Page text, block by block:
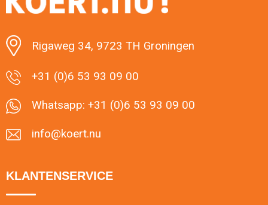
Minimale afname: 1
Rigaweg 34, 9723 TH Groningen
+31 (0)6 53 93 09 00
Whatsapp: +31 (0)6 53 93 09 00
info@koert.nu
KLANTENSERVICE